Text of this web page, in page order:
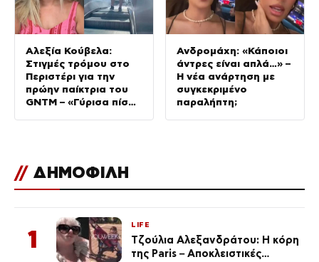
Αλεξία Κούβελα:
Στιγμές τρόμου στο
Περιστέρι για την
πρώην παίκτρια του
GNTM – «Γύρισα πίσω
Ανδρομάχη: «Κάποιοι
άντρες είναι απλά…» –
Η νέα ανάρτηση με
συγκεκριμένο
παραλήπτη;
// ΔΗΜΟΦΙΛΗ
1
LIFE
Τζούλια Αλεξανδράτου: Η κόρη
της Paris – Αποκλειστικές